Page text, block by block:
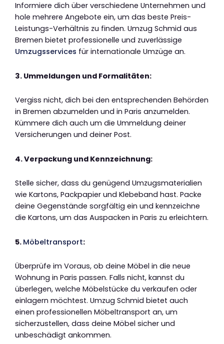
Informiere dich über verschiedene Unternehmen und
hole mehrere Angebote ein, um das beste Preis-
Leistungs-Verhältnis zu finden. Umzug Schmid aus
Bremen bietet professionelle und zuverlässige
Umzugsservices für internationale Umzüge an.
3. Ummeldungen und Formalitäten:
Vergiss nicht, dich bei den entsprechenden Behörden
in Bremen abzumelden und in Paris anzumelden.
Kümmere dich auch um die Ummeldung deiner
Versicherungen und deiner Post.
4. Verpackung und Kennzeichnung:
Stelle sicher, dass du genügend Umzugsmaterialien
wie Kartons, Packpapier und Klebeband hast. Packe
deine Gegenstände sorgfältig ein und kennzeichne
die Kartons, um das Auspacken in Paris zu erleichtern.
5. Möbeltransport:
Überprüfe im Voraus, ob deine Möbel in die neue
Wohnung in Paris passen. Falls nicht, kannst du
überlegen, welche Möbelstücke du verkaufen oder
einlagern möchtest. Umzug Schmid bietet auch
einen professionellen Möbeltransport an, um
sicherzustellen, dass deine Möbel sicher und
unbeschädigt ankommen.